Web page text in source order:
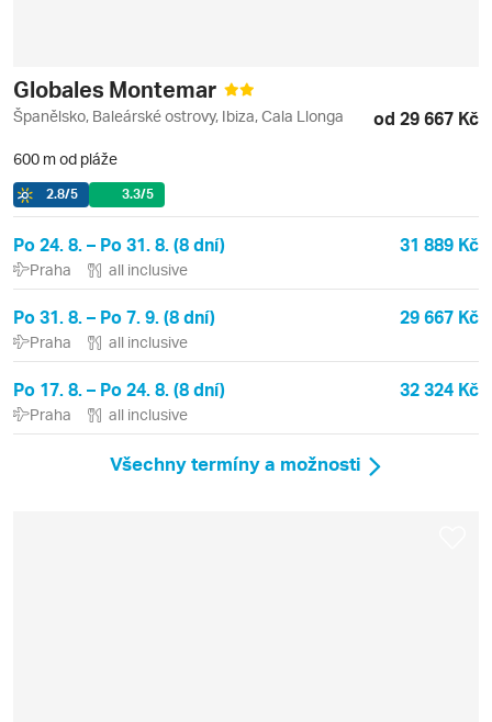
Globales Montemar
Španělsko, Baleárské ostrovy, Ibiza, Cala Llonga od 29 667 Kč
600 m od pláže
2.8/5 3.3/5
Po 24. 8. – Po 31. 8. (8 dní) 31 889 Kč
Praha all inclusive
Po 31. 8. – Po 7. 9. (8 dní) 29 667 Kč
Praha all inclusive
Po 17. 8. – Po 24. 8. (8 dní) 32 324 Kč
Praha all inclusive
Všechny termíny a možnosti